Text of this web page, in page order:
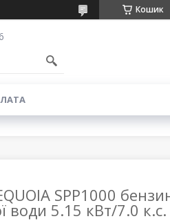
Кошик
SPP1000
води 5.15 кВт/7.0 к.с.